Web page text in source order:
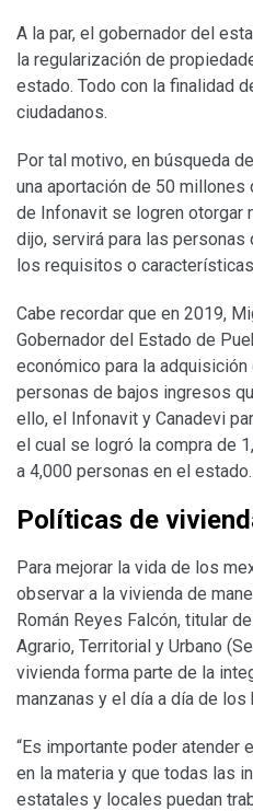
A la par, el gobernador del
la regularización de
estado. Todo con la finalidad
ciudadanos.
Por tal motivo, en búsqueda
una aportación de 50
de Infonavit se logren otorgar
dijo, servirá para las personas
los requisitos o
Cabe recordar que en 2019,
Gobernador del Estado de
económico para la
personas de bajos ingresos
ello, el Infonavit y Canadevi
el cual se logró la compra de
a 4,000 personas en el estado.
Políticas de
Para mejorar la vida de los
observar a la vivienda de
Román Reyes Falcón, titular
Agrario, Territorial y Urbano
vivienda forma parte de la
manzanas y el día a día de
“Es importante poder atender
en la materia y que todas las
estatales y locales puedan